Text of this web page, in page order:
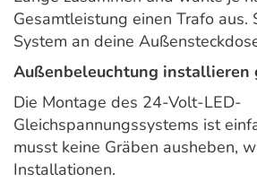
Gesamtleistung einen Trafo aus.
System an deine
Außenbeleuchtung installieren
Die Montage des 24-Volt-LED-
Gleichspannungssystems ist
musst keine Gräben ausheben,
Installationen.